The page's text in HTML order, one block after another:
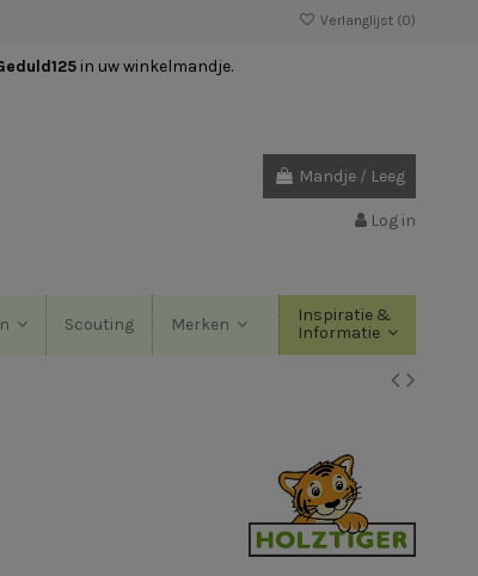
Verlanglijst (0)
in uw winkelmandje.
Mandje / Leeg
Log in
Scouting Merken
Inspiratie &
Informatie